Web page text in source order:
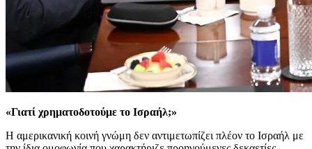
«Γιατί χρηματοδοτούμε το Ισραήλ;»
Η αμερικανική κοινή γνώμη δεν αντιμετωπίζει πλέον το Ισραήλ με